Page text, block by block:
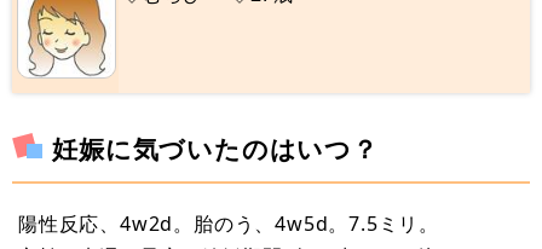
妊娠に気づいたのはいつ？
陽性反応、4w2d。胎のう、4w5d。7.5ミリ。